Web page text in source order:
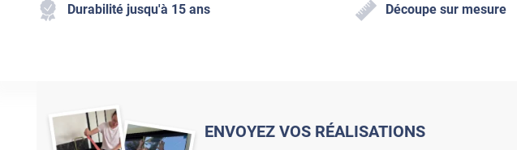
Durabilité jusqu'à 15 ans Découpe sur mesure
ENVOYEZ VOS RÉALISATIONS